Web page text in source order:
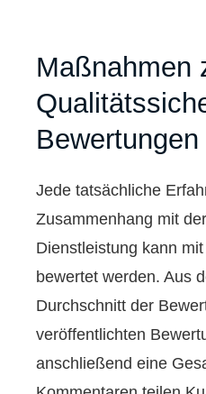
Maßnahmen
Bewertungen
Jede tatsächliche
Zusammenhang mit
Dienstleistung kann
bewertet werden. Aus
Durchschnitt der
veröffentlichten
anschließend eine